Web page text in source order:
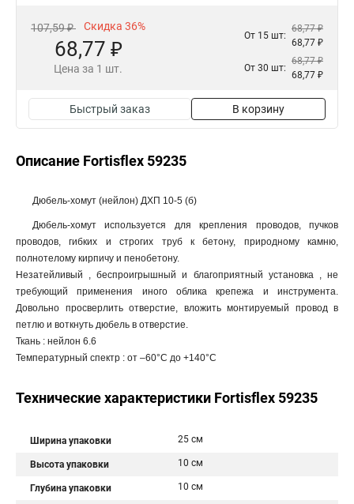
107,59 ₽ Скидка 36%
68,77 ₽
Цена за 1 шт.
От 15 шт:
68,77 ₽
68,77 ₽
От 30 шт:
68,77 ₽
68,77 ₽
Быстрый заказ В корзину
Описание Fortisflex 59235
Дюбель-хомут (нейлон) ДХП 10-5 (б)
Дюбель-хомут используется для крепления проводов, пучков
проводов, гибких и строгих труб к бетону, природному камню,
полнотелому кирпичу и пенобетону.
Незатейливый , беспроигрышный и благоприятный установка , не
требующий применения иного облика крепежа и инструмента.
Довольно просверлить отверстие, вложить монтируемый провод в
петлю и воткнуть дюбель в отверстие.
Ткань : нейлон 6.6
Температурный спектр : от –60°С до +140°С
Технические характеристики Fortisflex 59235
Ширина упаковки 25 см
Высота упаковки 10 см
Глубина упаковки 10 см